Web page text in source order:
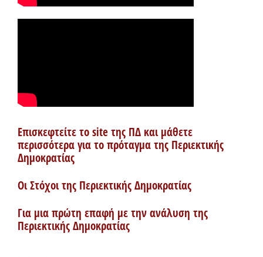
Επισκεφτείτε το site της ΠΔ και μάθετε
περισσότερα για το πρόταγμα της Περιεκτικής
Δημοκρατίας
Οι Στόχοι της Περιεκτικής Δημοκρατίας
Για μια πρώτη επαφή με την ανάλυση της
Περιεκτικής Δημοκρατίας